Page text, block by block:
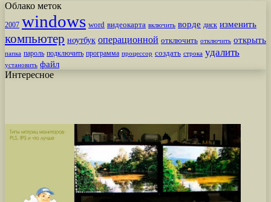
Облако меток
2007 windows word видеокарта включить ворде диск изменить
компьютер ноутбук операционной отключить отключить открыть
папка пароль подключить программа процессор создать строка удалить
установить файл
Интересное